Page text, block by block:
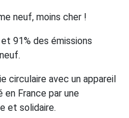
neuf, moins cher !
91% des émissions
circulaire avec un appareil
en France par une
et solidaire.